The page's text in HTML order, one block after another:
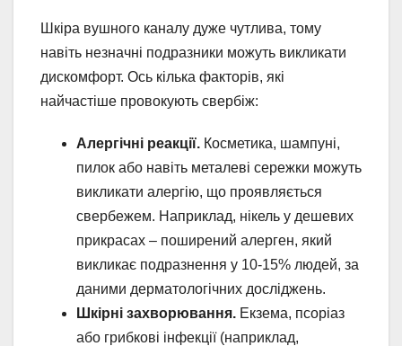
Шкіра вушного каналу дуже чутлива, тому
навіть незначні подразники можуть викликати
дискомфорт. Ось кілька факторів, які
найчастіше провокують свербіж:
Алергічні реакції. Косметика, шампуні,
пилок або навіть металеві сережки можуть
викликати алергію, що проявляється
свербежем. Наприклад, нікель у дешевих
прикрасах – поширений алерген, який
викликає подразнення у 10-15% людей, за
даними дерматологічних досліджень.
Шкірні захворювання. Екзема, псоріаз
або грибкові інфекції (наприклад,